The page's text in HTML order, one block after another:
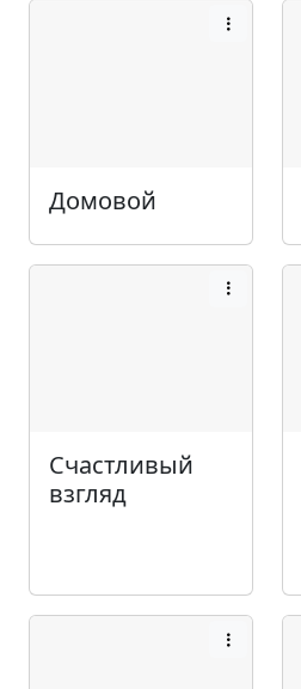
Домовой
Счастливый
взгляд